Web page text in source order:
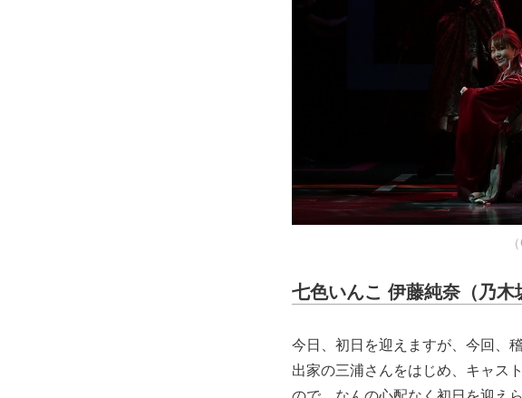
七色いんこ 伊藤純奈（乃木
今日、初日を迎えますが、今回、
出家の三浦さんをはじめ、キャス